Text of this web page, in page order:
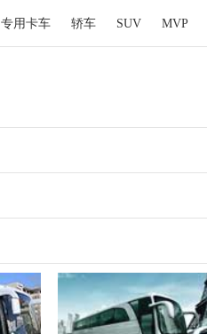
专用卡车 轿车 SUV MVP